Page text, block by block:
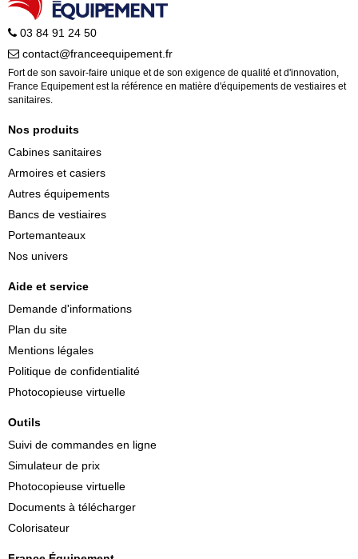
03 84 91 24 50
contact@franceequipement.fr
Fort de son savoir-faire unique et de son exigence de qualité et d'innovation,
France Equipement est la référence en matière d'équipements de vestiaires et
sanitaires.
Nos produits
Cabines sanitaires
Armoires et casiers
Autres équipements
Bancs de vestiaires
Portemanteaux
Nos univers
Aide et service
Demande d'informations
Plan du site
Mentions légales
Politique de confidentialité
Photocopieuse virtuelle
Outils
Suivi de commandes en ligne
Simulateur de prix
Photocopieuse virtuelle
Documents à télécharger
Colorisateur